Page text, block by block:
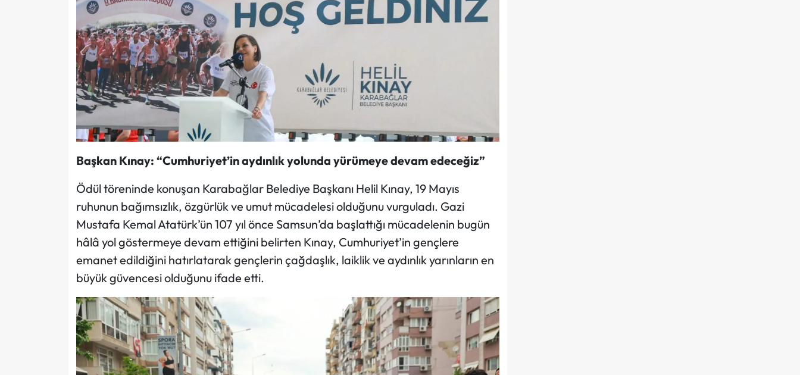
Başkan Kınay: “Cumhuriyet’in aydınlık yolunda yürümeye devam edeceğiz”
Ödül töreninde konuşan Karabağlar Belediye Başkanı Helil Kınay, 19 Mayıs
ruhunun bağımsızlık, özgürlük ve umut mücadelesi olduğunu vurguladı. Gazi
Mustafa Kemal Atatürk’ün 107 yıl önce Samsun’da başlattığı mücadelenin bugün
hâlâ yol göstermeye devam ettiğini belirten Kınay, Cumhuriyet’in gençlere
emanet edildiğini hatırlatarak gençlerin çağdaşlık, laiklik ve aydınlık yarınların en
büyük güvencesi olduğunu ifade etti.